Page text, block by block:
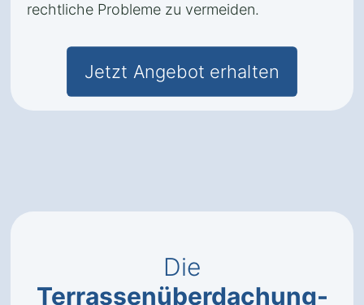
rechtliche Probleme zu vermeiden.
Jetzt Angebot erhalten
Die
Terrassenüberdachung-